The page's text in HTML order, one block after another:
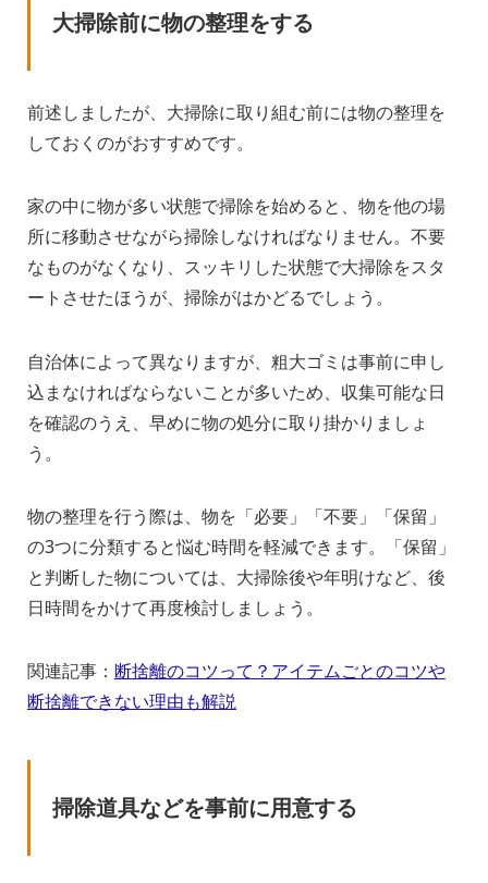
大掃除前に物の整理をする
前述しましたが、大掃除に取り組む前には物の整理を
しておくのがおすすめです。
家の中に物が多い状態で掃除を始めると、物を他の場
所に移動させながら掃除しなければなりません。不要
なものがなくなり、スッキリした状態で大掃除をスタ
ートさせたほうが、掃除がはかどるでしょう。
自治体によって異なりますが、粗大ゴミは事前に申し
込まなければならないことが多いため、収集可能な日
を確認のうえ、早めに物の処分に取り掛かりましょ
う。
物の整理を行う際は、物を「必要」「不要」「保留」
の3つに分類すると悩む時間を軽減できます。「保留」
と判断した物については、大掃除後や年明けなど、後
日時間をかけて再度検討しましょう。
関連記事： 断捨離のコツって？アイテムごとのコツや
断捨離できない理由も解説
掃除道具などを事前に用意する